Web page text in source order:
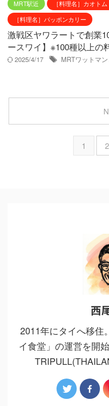
MRT駅近
［料理名］カオトム
［料理名］パッポンカリー
激戦区ヤワラートで創業
ースワイ】※100種以上の
2025/4/17 MRTワットマ
1 2
西
2011年にタイへ移住
イ食堂」の運営を開